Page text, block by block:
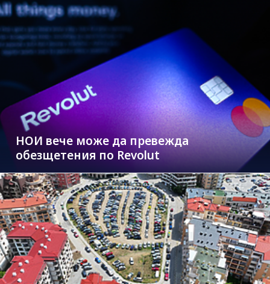
НОИ вече може да превежда
обезщетения по Revolut